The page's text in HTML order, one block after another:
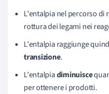
L'entalpia nel percorso di
rottura dei legami nei
L'entalpia raggiunge
transizione.
L'entalpiadiminuisce
per ottenere i prodotti.